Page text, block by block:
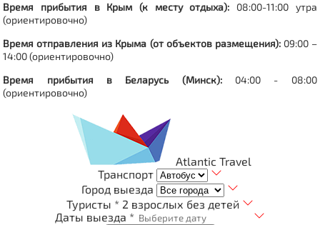
Время прибытия в Крым (к месту отдыха): 08:00-11:00 утра
(ориентировочно)
Время отправления из Крыма (от объектов размещения):09:00 –
14:00 (ориентировочно)
Время прибытия в Беларусь (Минск): 04:00 - 08:00
(ориентировочно)
Atlantic Travel
Транспорт
Город выезда
Туристы * 2 взрослых без детей
Даты выезда *